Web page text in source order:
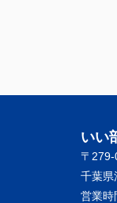
いい
〒279-
千葉県
営業時